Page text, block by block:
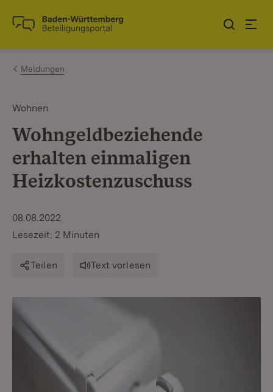
Zum Inhalt springen
Link zur Startseite
Meldungen
Wohnen
Wohngeldbeziehende
erhalten einmaligen
Heizkostenzuschuss
08.08.2022
Lesezeit: 2 Minuten
Teilen Text vorlesen